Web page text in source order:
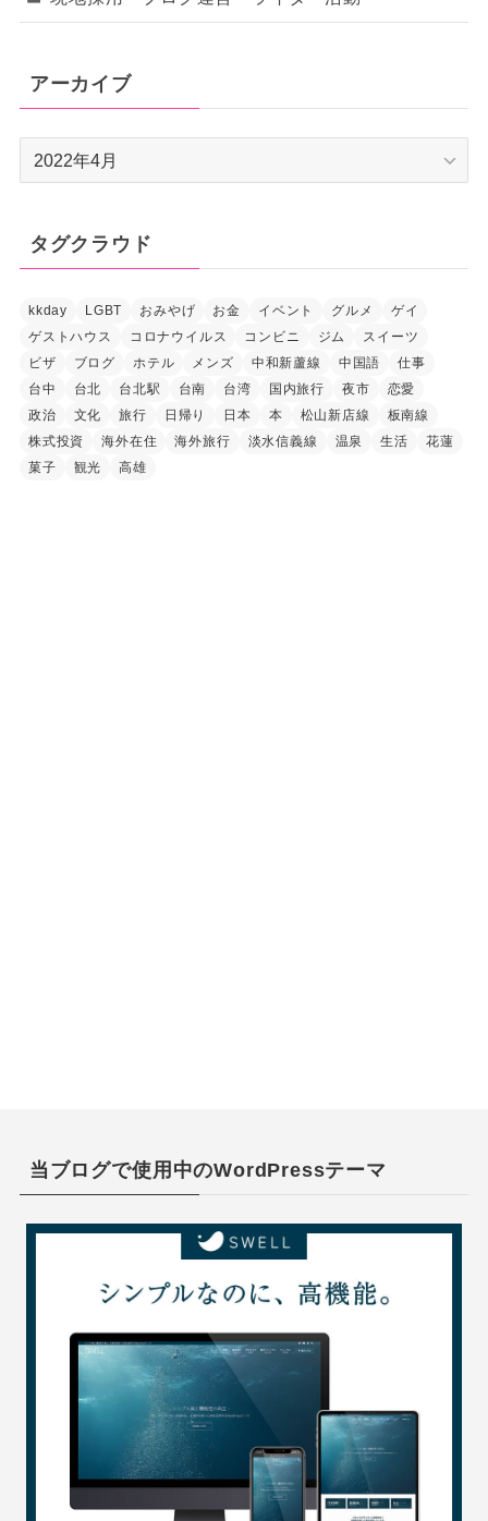
アーカイブ
ア
ブ
タグクラウド
kkday LGBT おみやげ お金 イベント グルメ
ゲイ
ゲストハウス
コロナウイルス コンビニ ジム
スイーツ
ビザ
ブログ ホテル メンズ 中和新蘆線 中国語
仕事
台中
台北 台北駅 台南 台湾 国内旅行 夜市
恋愛
政治
文化 旅行 日帰り 日本 本 松山新店線
板南線
株式投資
海外在住 海外旅行 淡水信義線 温泉 生活
花蓮
菓子
観光 高雄
当ブログで使用中のWordPressテーマ